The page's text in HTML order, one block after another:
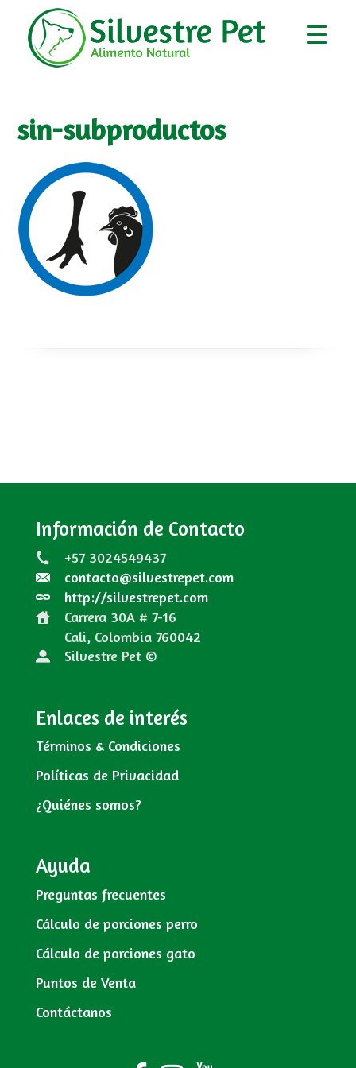
sin-subproductos
Información de Contacto
+57 3024549437
contacto@silvestrepet.com
http://silvestrepet.com
Carrera 30A # 7-16
Cali, Colombia 760042
Silvestre Pet ©
Enlaces de interés
Términos & Condiciones
Políticas de Privacidad
¿Quiénes somos?
Ayuda
Preguntas frecuentes
Cálculo de porciones perro
Cálculo de porciones gato
Puntos de Venta
Contáctanos